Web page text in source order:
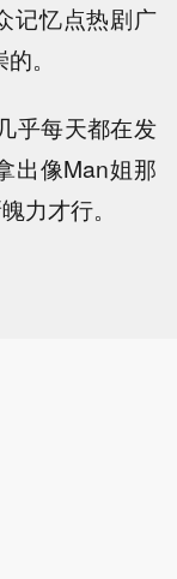
记忆点热剧广
。
乎每天都在发
出像Man姐那
力才行。